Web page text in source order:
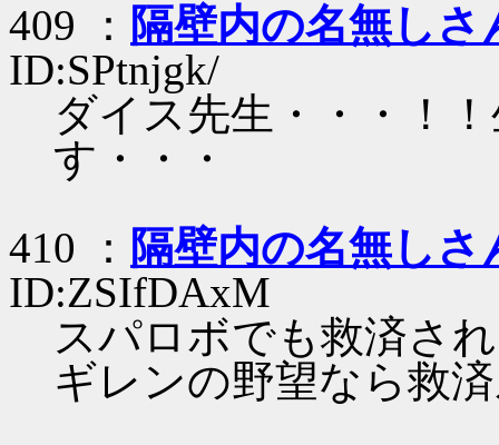
409 ： 隔壁内の名無しさ
ID:SPtnjgk/
ダイス先生・・・！
す・・・
410 ： 隔壁内の名無しさ
ID:ZSIfDAxM
スパロボでも救済さ
ギレンの野望なら救